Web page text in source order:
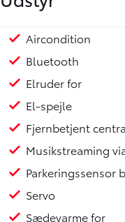
Aircondition
Bluetooth
Elruder for
El-spejle
Fjernbetjent
Musikstreaming
Parkeringssensor
Servo
Sædevarme for
4 Airbags
ABS
Antispin
Lyssensor
Startspærre
Bund & sider
Ikke ryger
Service overholdt